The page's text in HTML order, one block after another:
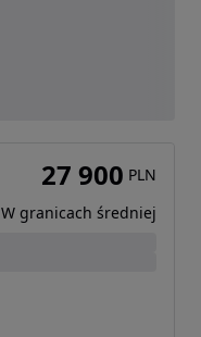
27 900 PLN
W granicach średniej